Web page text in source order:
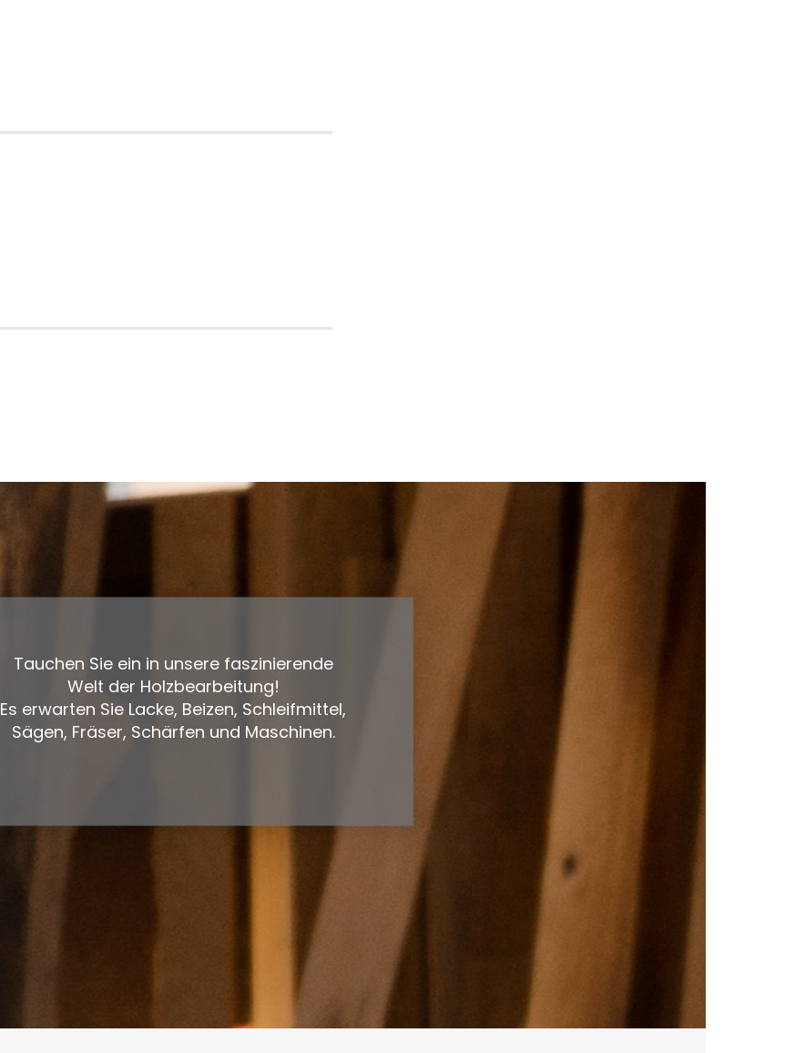
Tauchen Sie ein in unsere faszinierende
Welt der Holzbearbeitung!
Es erwarten Sie Lacke, Beizen, Schleifmittel,
Sägen, Fräser, Schärfen und Maschinen.